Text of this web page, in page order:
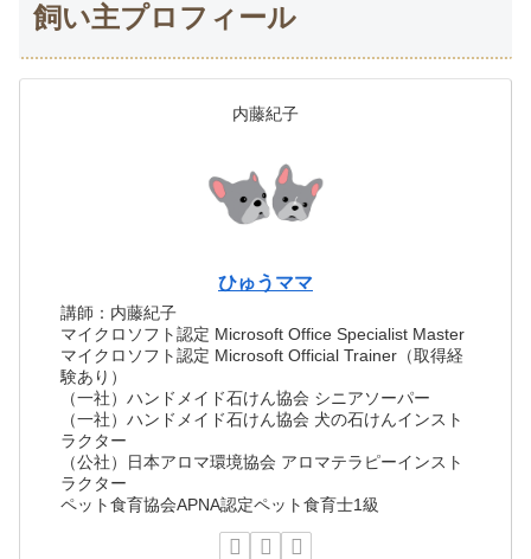
飼い主プロフィール
内藤紀子
ひゅうママ
講師：内藤紀子
マイクロソフト認定 Microsoft Office Specialist Master
マイクロソフト認定 Microsoft Official Trainer（取得経
験あり）
（一社）ハンドメイド石けん協会 シニアソーパー
（一社）ハンドメイド石けん協会 犬の石けんインスト
ラクター
（公社）日本アロマ環境協会 アロマテラピーインスト
ラクター
ペット食育協会APNA認定ペット食育士1級